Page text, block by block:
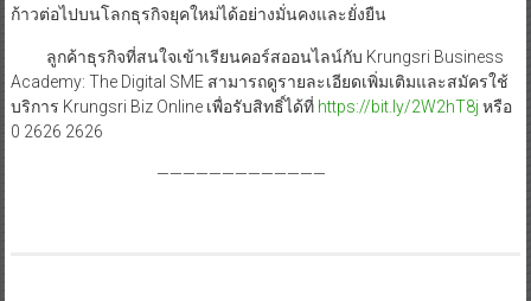
ก้าวต่อไปบนโลกธุรกิจยุคใหม่ได้อย่างมั่นคงและยั่งยืน
ลูกค้าธุรกิจที่สนใจเข้าเรียนคอร์สออนไลน์กับ Krungsri Business
Academy: The Digital SME สามารถดูรายละเอียดเพิ่มเติมและสมัครใช้
บริการ Krungsri Biz Online เพื่อรับสิทธิ์ได้ที่ https://bit.ly/2W2hT8j หรือ
0 2626 2626
—————————————